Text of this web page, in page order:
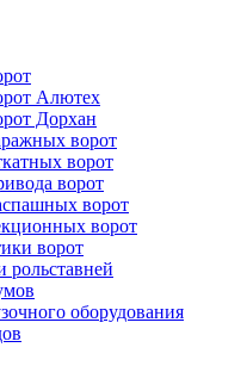
Алютех
Дорхан
ворот
ворот
ворот
ворот
ворот
ворот
рольставней
оборудования